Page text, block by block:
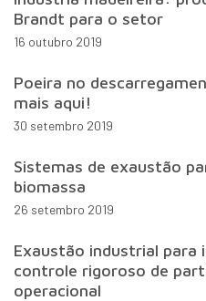
Brandt para o setor
16 outubro 2019
Poeira no
mais aqui!
30 setembro 2019
Sistemas de exaustão
biomassa
26 setembro 2019
Exaustão industrial para
controle rigoroso de
operacional